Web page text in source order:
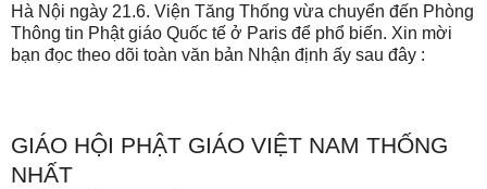
Hà Nội ngày 21.6. Viện Tăng Thống vừa chuyển đến Phòng
Thông tin Phật giáo Quốc tế ở Paris để phổ biến. Xin mời
bạn đọc theo dõi toàn văn bản Nhận định ấy sau đây :
GIÁO HỘI PHẬT GIÁO VIỆT NAM THỐNG
NHẤT